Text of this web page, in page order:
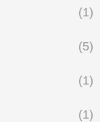
(1)
(5)
(1)
(1)